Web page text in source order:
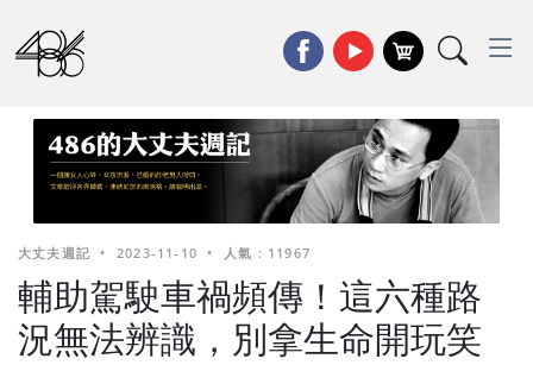
大丈夫週記 • 2023-11-10 • 人氣 : 11967
輔助駕駛車禍頻傳！這六種路
況無法辨識，別拿生命開玩笑